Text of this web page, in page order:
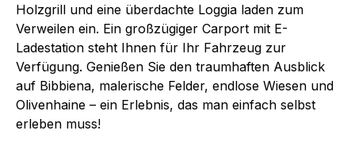
Holzgrill und eine überdachte Loggia laden zum
Verweilen ein. Ein großzügiger Carport mit E-
Ladestation steht Ihnen für Ihr Fahrzeug zur
Verfügung. Genießen Sie den traumhaften Ausblick
auf Bibbiena, malerische Felder, endlose Wiesen und
Olivenhaine – ein Erlebnis, das man einfach selbst
erleben muss!